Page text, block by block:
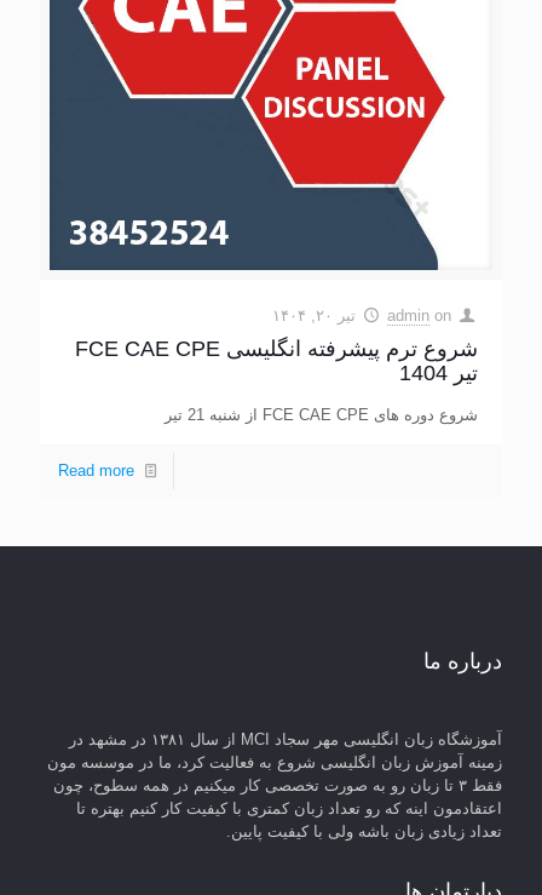
admin on تیر ۲۰, ۱۴۰۴
شروع ترم پیشرفته انگلیسی FCE CAE CPE
تیر 1404
شروع دوره های FCE CAE CPE از شنبه 21 تیر
Read more
درباره ما
آموزشگاه زبان انگلیسی مهر سجاد MCI از سال ۱۳۸۱ در مشهد در
زمینه آموزش زبان انگلیسی شروع به فعالیت کرد، ما در موسسه مون
فقط ۳ تا زبان رو به صورت تخصصی کار میکنیم در همه سطوح، چون
اعتقادمون اینه که رو تعداد زبان کمتری با کیفیت کار کنیم بهتره تا
تعداد زیادی زبان باشه ولی با کیفیت پایین.